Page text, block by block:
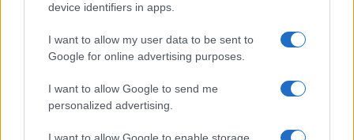
device identifiers in apps.
I want to allow my user data to be sent to
Google for online advertising purposes.
I want to allow Google to send me
personalized advertising.